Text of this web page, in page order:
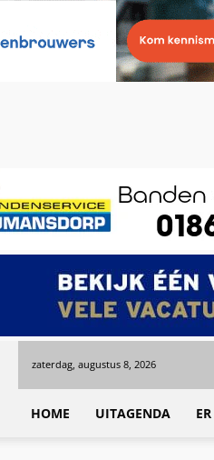
zaterdag, augustus 8, 2026
HOME UITAGENDA